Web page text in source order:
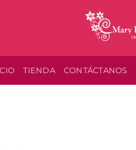
TIENDA CONTÁCTANOS